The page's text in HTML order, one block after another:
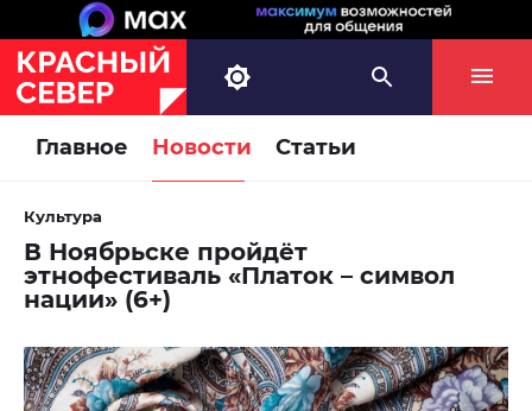
Главное Новости Статьи
Культура
В Ноябрьске пройдёт
этнофестиваль «Платок – символ
нации» (6+)